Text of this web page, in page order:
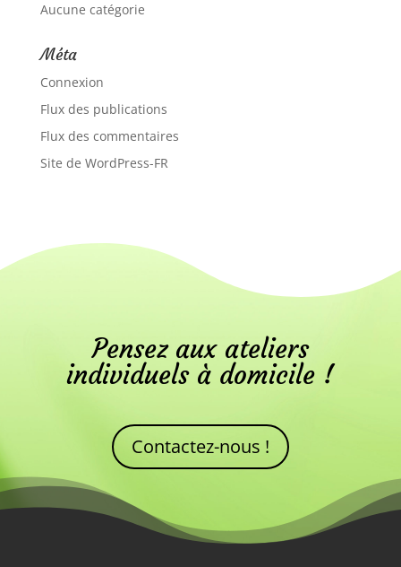
Aucune catégorie
Méta
Connexion
Flux des publications
Flux des commentaires
Site de WordPress-FR
Pensez aux ateliers
individuels à domicile !
Contactez-nous !